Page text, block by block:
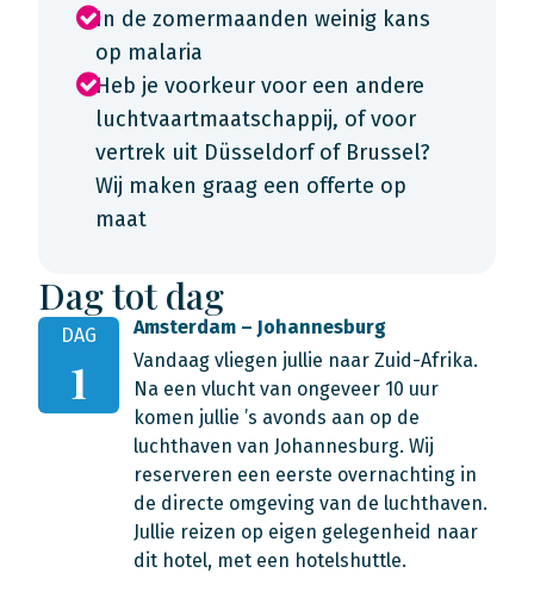
In de zomermaanden weinig kans
op malaria
Heb je voorkeur voor een andere
luchtvaartmaatschappij, of voor
vertrek uit Düsseldorf of Brussel?
Wij maken graag een offerte op
maat
Dag tot dag
DAG
1
Amsterdam – Johannesburg
Vandaag vliegen jullie naar Zuid-Afrika.
Na een vlucht van ongeveer 10 uur
komen jullie ’s avonds aan op de
luchthaven van Johannesburg. Wij
reserveren een eerste overnachting in
de directe omgeving van de luchthaven.
Jullie reizen op eigen gelegenheid naar
dit hotel, met een hotelshuttle.